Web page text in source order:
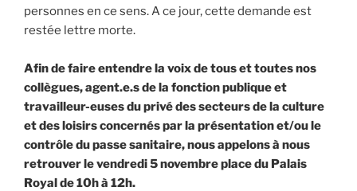
personnes en ce sens. A ce jour, cette demande est
restée lettre morte.
Afin de faire entendre la voix de tous et toutes nos
collègues, agent.e.s de la fonction publique et
travailleur-euses du privé des secteurs de la culture
et des loisirs concernés par la présentation et/ou le
contrôle du passe sanitaire, nous appelons à nous
retrouver le vendredi 5 novembre place du Palais
Royal de 10h à 12h.